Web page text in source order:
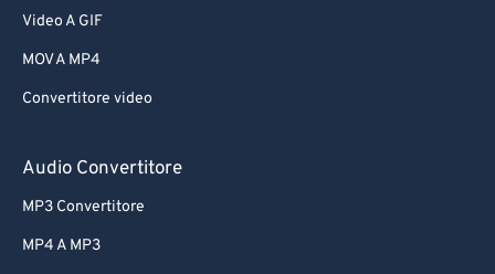
Video A GIF
MOV A MP4
Convertitore video
Audio Convertitore
MP3 Convertitore
MP4 A MP3